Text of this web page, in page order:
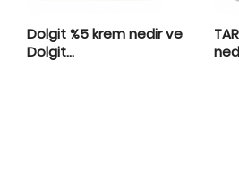
Dolgit %5 krem nedir ve
Dolgit...